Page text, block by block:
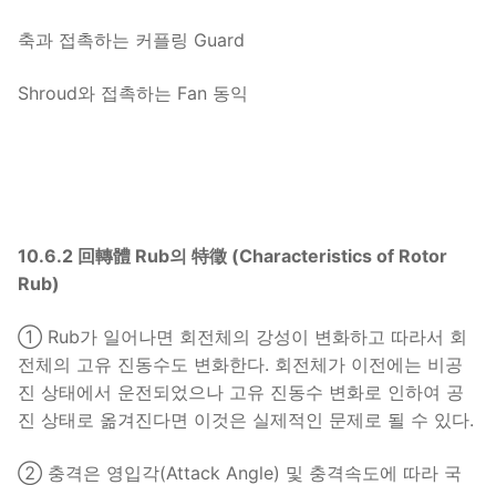
축과 접촉하는 커플링 Guard
Shroud와 접촉하는 Fan 동익
10.6.2 回轉體 Rub의 特徵 (Characteristics of Rotor
Rub)
① Rub가 일어나면 회전체의 강성이 변화하고 따라서 회
전체의 고유 진동수도 변화한다. 회전체가 이전에는 비공
진 상태에서 운전되었으나 고유 진동수 변화로 인하여 공
진 상태로 옮겨진다면 이것은 실제적인 문제로 될 수 있다.
② 충격은 영입각(Attack Angle) 및 충격속도에 따라 국